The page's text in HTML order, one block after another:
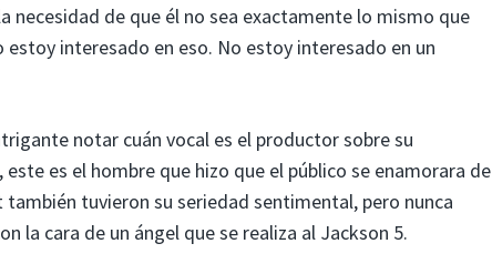
necesidad de que él no sea exactamente lo mismo que
estoy interesado en eso. No estoy interesado en un
notar cuán vocal es el productor sobre su
es el hombre que hizo que el público se enamorara de
tuvieron su seriedad sentimental, pero nunca
la cara de un ángel que se realiza al Jackson 5.